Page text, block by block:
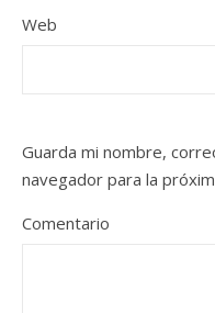
Web
Guarda mi nombre,
navegador para la
Comentario